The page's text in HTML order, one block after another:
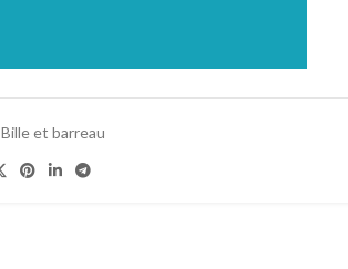
Bille et barreau